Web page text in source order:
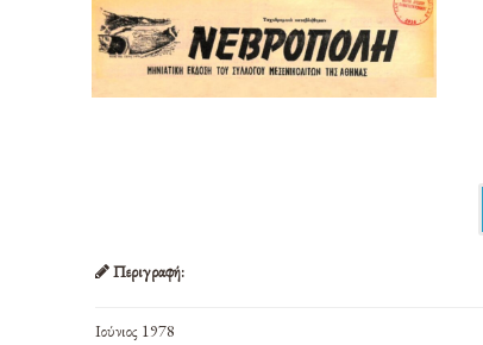
Περιγραφή:
Ιούνιος 1978